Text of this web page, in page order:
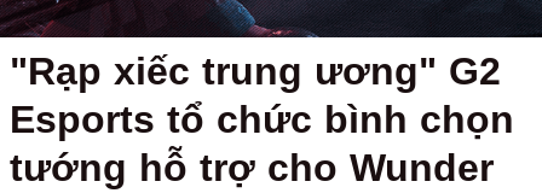
"Rạp xiếc trung ương" G2
Esports tổ chức bình chọn
tướng hỗ trợ cho Wunder